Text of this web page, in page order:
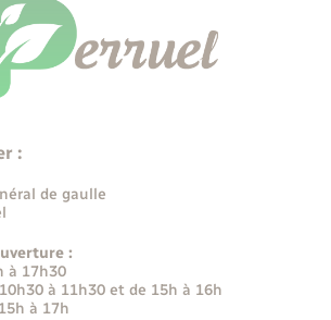
:
de gaulle
:
à 17h30
à 11h30 et de 15h à 16h
à 17h